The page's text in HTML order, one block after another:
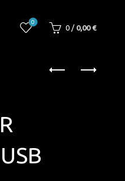
0
0 / 0,00 €